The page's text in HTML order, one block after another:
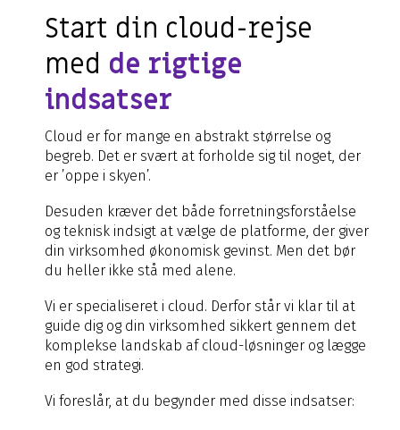
Start din cloud-rejse
med de rigtige
indsatser
Cloud er for mange en abstrakt størrelse og
begreb. Det er svært at forholde sig til noget, der
er ’oppe i skyen’.
Desuden kræver det både forretningsforståelse
og teknisk indsigt at vælge de platforme, der giver
din virksomhed økonomisk gevinst. Men det bør
du heller ikke stå med alene.
Vi er specialiseret i cloud. Derfor står vi klar til at
guide dig og din virksomhed sikkert gennem det
komplekse landskab af cloud-løsninger og lægge
en god strategi.
Vi foreslår, at du begynder med disse indsatser: